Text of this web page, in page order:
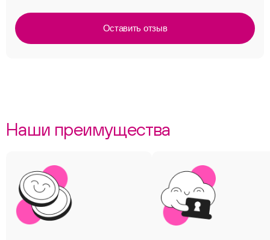
Оставить отзыв
Наши преимущества